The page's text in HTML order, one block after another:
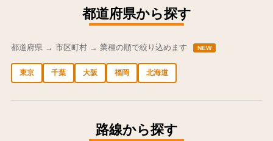
都道府県から探す
都道府県 → 市区町村 → 業種の順で絞り込めます NEW
東京 千葉 大阪 福岡 北海道
路線から探す